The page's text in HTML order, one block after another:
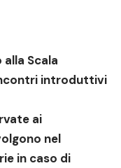
Scala
introduttivi
ai
nel
in caso di